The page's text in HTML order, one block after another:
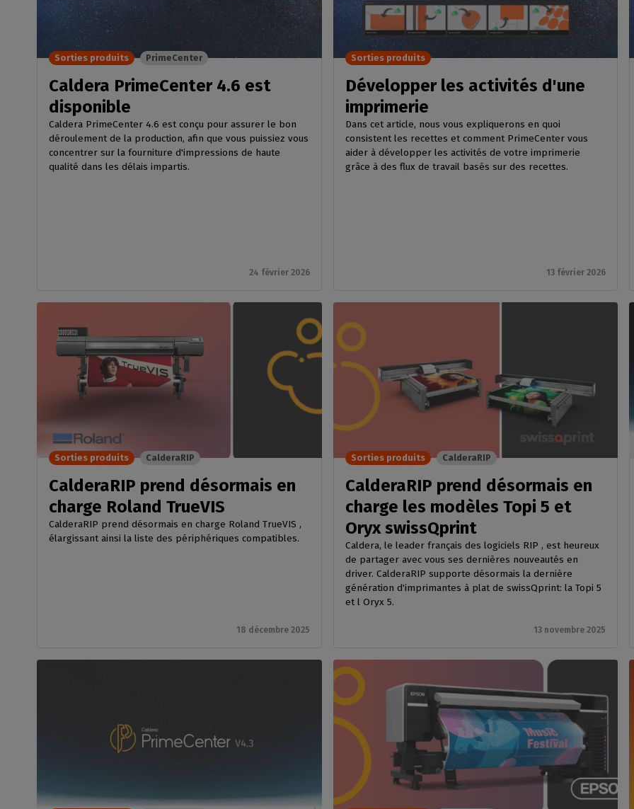
Licences RIP perpétuelles
Modules CalderaRIP
Découvrez les modules
CalderaRIP et leurs nombreux
CalderaConnect
Votre solution d'API REST
DTF - RIP DTG
RIP pour l'impression DTG
CalderaDock
Gérez vos solutions Caldera
SOLUTIONS MATÉRIELLES
Ordinateurs DELL
Stations RIP pré-installées
Spectrophotomètres
Mesurez vos couleurs
Décoration intérieure
Impression multi-supports
industrielle
Gérez de grands volumes
Découpe
Gérez vos découpes
Rationalisez votre
production
OS compatibles
Périphériques
supportés
votre boîte mail
Caldera PrimeCenter 4.6 est
disponible
Caldera PrimeCenter 4.6 est conçu pour assurer le bon
déroulement de la production, afin que vous puissiez vous
concentrer sur la fourniture d'impressions de haute
qualité dans les délais impartis.
24 février 2026
Sorties produits PrimeCenter
Développer les activités d'une
imprimerie
Dans cet article, nous vous expliquerons en quoi
consistent les recettes et comment PrimeCenter vous
aider à développer les activités de votre imprimerie
grâce à des flux de travail basés sur des recettes.
13 février 2026
Sorties produits
CalderaRIP prend désormais en
charge Roland TrueVIS
CalderaRIP prend désormais en charge Roland TrueVIS ,
élargissant ainsi la liste des périphériques compatibles.
18 décembre 2025
Sorties produits CalderaRIP
CalderaRIP prend désormais en
charge les modèles Topi 5 et
Oryx swissQprint
Caldera, le leader français des logiciels RIP , est heureux
de partager avec vous ses dernières nouveautés en
driver. CalderaRIP supporte désormais la dernière
génération d'imprimantes à plat de swissQprint: la Topi 5
et l Oryx 5.
13 novembre 2025
Sorties produits CalderaRIP